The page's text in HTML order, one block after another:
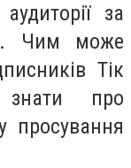
за
Чим може
Тік
про
просування